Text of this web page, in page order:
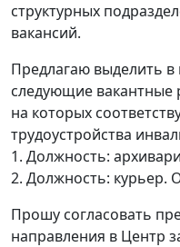
структурных
вакансий.
Предлагаю выделить в
следующие вакантные
на которых
трудоустройства
1. Должность:
2. Должность: курьер.
Прошу согласовать
направления в Центр